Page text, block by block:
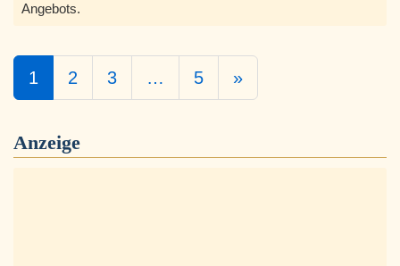
Angebots.
1 2 3 … 5 »
Anzeige